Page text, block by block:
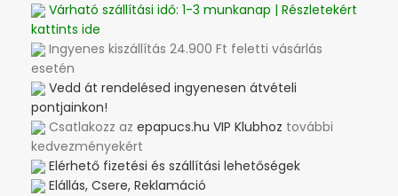
Várható szállítási idő: 1-3 munkanap | Részletekért
kattints ide
Ingyenes kiszállítás 24.900 Ft feletti vásárlás
esetén
Vedd át rendelésed ingyenesen átvételi
pontjainkon!
Csatlakozz az epapucs.hu VIP Klubhoz további
kedvezményekért
Elérhető fizetési és szállítási lehetőségek
Elállás, Csere, Reklamáció